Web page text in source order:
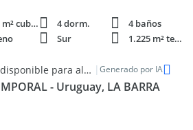
300 m² cubie. 4 dorm.
4 baños
Sur 1.225 m² terren.
Casa de 4 dormitorios disponible para alquiler temporal en Punta del Este | Generado por IA
- Uruguay, LA BARRA